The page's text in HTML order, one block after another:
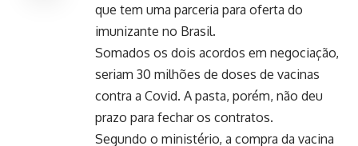
que tem uma parceria para oferta do
imunizante no Brasil.
Somados os dois acordos em negociação,
seriam 30 milhões de doses de vacinas
contra a Covid. A pasta, porém, não deu
prazo para fechar os contratos.
Segundo o ministério, a compra da vacina